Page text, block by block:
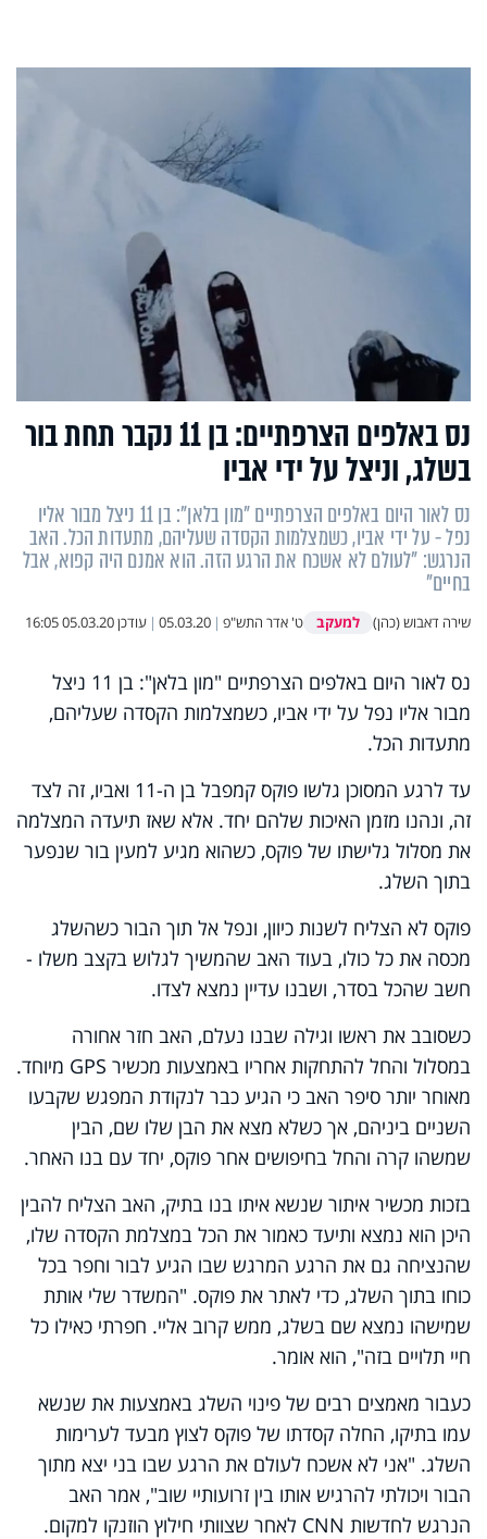
נס באלפים הצרפתיים: בן 11 נקבר תחת בור
בשלג, וניצל על ידי אביו
נס לאור היום באלפים הצרפתיים "מון בלאן": בן 11 ניצל מבור אליו
נפל - על ידי אביו, כשמצלמות הקסדה שעליהם, מתעדות הכל. האב
הנרגש: "לעולם לא אשכח את הרגע הזה. הוא אמנם היה קפוא, אבל
בחיים"
שירה דאבוש (כהן) למעקב ט' אדר התש"פ |
05.03.20
| עודכן05.03.20 16:05
נס לאור היום באלפים הצרפתיים "מון בלאן": בן 11 ניצל
מבור אליו נפל על ידי אביו, כשמצלמות הקסדה שעליהם,
מתעדות הכל.
עד לרגע המסוכן גלשו פוקס קמפבל בן ה-11 ואביו, זה לצד
זה, ונהנו מזמן האיכות שלהם יחד. אלא שאז תיעדה המצלמה
את מסלול גלישתו של פוקס, כשהוא מגיע למעין בור שנפער
בתוך השלג.
פוקס לא הצליח לשנות כיוון, ונפל אל תוך הבור כשהשלג
מכסה את כל כולו, בעוד האב שהמשיך לגלוש בקצב משלו -
חשב שהכל בסדר, ושבנו עדיין נמצא לצדו.
כשסובב את ראשו וגילה שבנו נעלם, האב חזר אחורה
במסלול והחל להתחקות אחריו באמצעות מכשיר GPS מיוחד.
מאוחר יותר סיפר האב כי הגיע כבר לנקודת המפגש שקבעו
השניים ביניהם, אך כשלא מצא את הבן שלו שם, הבין
שמשהו קרה והחל בחיפושים אחר פוקס, יחד עם בנו האחר.
בזכות מכשיר איתור שנשא איתו בנו בתיק, האב הצליח להבין
היכן הוא נמצא ותיעד כאמור את הכל במצלמת הקסדה שלו,
שהנציחה גם את הרגע המרגש שבו הגיע לבור וחפר בכל
כוחו בתוך השלג, כדי לאתר את פוקס. "המשדר שלי אותת
שמישהו נמצא שם בשלג, ממש קרוב אליי. חפרתי כאילו כל
חיי תלויים בזה", הוא אומר.
כעבור מאמצים רבים של פינוי השלג באמצעות את שנשא
עמו בתיקו, החלה קסדתו של פוקס לצוץ מבעד לערימות
השלג. "אני לא אשכח לעולם את הרגע שבו בני יצא מתוך
הבור ויכולתי להרגיש אותו בין זרועותיי שוב", אמר האב
הנרגש לחדשות CNN לאחר שצוותי חילוץ הוזנקו למקום.